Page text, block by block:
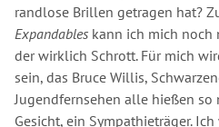
randlose Brillen getragen hat?
Expandables kann ich mich
der wirklich Schrott. Für mich
sein, das Bruce Willis,
Jugendfernsehen alle hießen
Gesicht, ein Sympathieträger.